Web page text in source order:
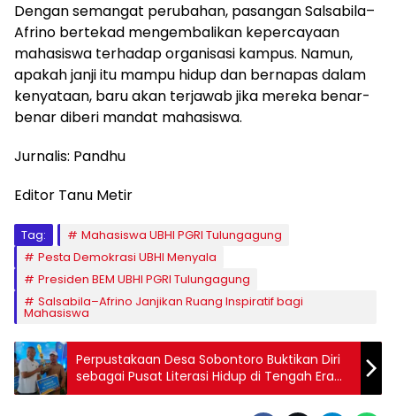
Dengan semangat perubahan, pasangan Salsabila–
Afrino bertekad mengembalikan kepercayaan
mahasiswa terhadap organisasi kampus. Namun,
apakah janji itu mampu hidup dan bernapas dalam
kenyataan, baru akan terjawab jika mereka benar-
benar diberi mandat mahasiswa.
Jurnalis: Pandhu
Editor Tanu Metir
Tag:
Mahasiswa UBHI PGRI Tulungagung
Pesta Demokrasi UBHI Menyala
Presiden BEM UBHI PGRI Tulungagung
Salsabila–Afrino Janjikan Ruang Inspiratif bagi
Mahasiswa
Perpustakaan Desa Sobontoro Buktikan Diri
sebagai Pusat Literasi Hidup di Tengah Era
Digital